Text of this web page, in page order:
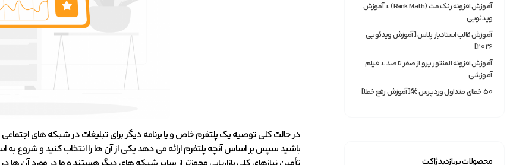
آموزش افزونه رنک مث (Rank Math) + آموزش
ویدئویی
آموزش قالب استادیار پلاس [آموزش ویدئویی
2026]
آموزش افزونه المنتور پرو از صفر تا صد + فیلم
آموزشی
50 خطای متداول وردپرس 🛠[آموزش رفع خطا]
محصولات پربازدید ژاکت
در حالت کلی توصیه یک پلتفرم خاص و یا برنامه دیگر برای تبلیغات در شبکه های
باشید سپس بر اساس آنچه پلتفرم ارائه می دهد یکی از آن ها را انتخاب کنید و شروع